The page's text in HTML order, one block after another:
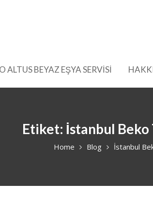
ALTUS BEYAZ EŞYA SERVİSİ
Etiket: İstanbul
Home Blog İstanbul